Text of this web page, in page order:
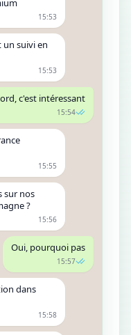
15:53
suivi en
15:53
c'est intéressant
15:54
15:55
sur nos
?
15:56
Oui, pourquoi pas
15:57
dans
15:58